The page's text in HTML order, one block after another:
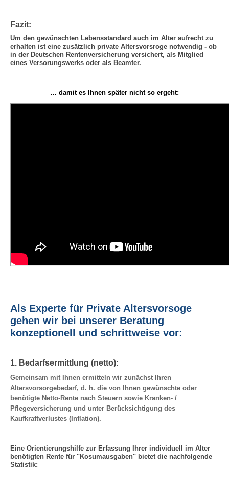
IMMOBILIEN
Finanzierung
Vermittlung
Fazit:
Um den gewünschten Lebensstandard auch im Alter aufrecht zu
erhalten ist eine zusätzlich private Altersvorsroge notwendig - ob
in der Deutschen Rentenversicherung versichert, als Mitglied
eines Versorungswerks oder als Beamter.
... damit es Ihnen später nicht so ergeht:
Als Experte für Private Altersvorsoge
gehen wir bei unserer Beratung
konzeptionell und schrittweise vor:
1. Bedarfsermittlung (netto):
Gemeinsam mit Ihnen ermitteln wir zunächst Ihren
Altersvorsorgebedarf, d. h. die von Ihnen gewünschte oder
benötigte Netto-Rente nach Steuern sowie Kranken- /
Pflegeversicherung und unter Berücksichtigung des
Kaufkraftverlustes (Inflation).
Eine Orientierungshilfe zur Erfassung Ihrer individuell im Alter
benötigten Rente für "Kosumausgaben" bietet die nachfolgende
Statistik: